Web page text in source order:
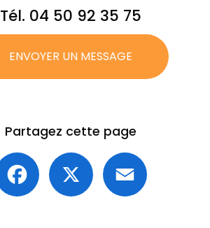
Tél. 04 50 92 35 75
ENVOYER UN MESSAGE
Partagez cette page
Facebook